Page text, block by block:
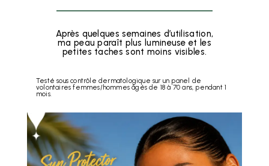
Après quelques semaines d’utilisation,
ma peau paraît plus lumineuse et les
petites taches sont moins visibles.
Testé sous contrôle dermatologique sur un panel de
volontaires femmes/hommes âgés de 18 à 70 ans, pendant 1
mois.